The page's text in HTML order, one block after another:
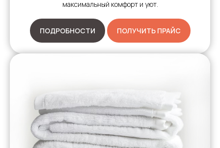
максимальный комфорт и уют.
ПОДРОБНОСТИ ПОЛУЧИТЬ ПРАЙС